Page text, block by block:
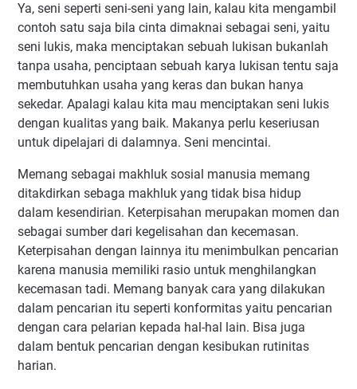
Ya, seni seperti seni-seni yang lain, kalau kita mengambil
contoh satu saja bila cinta dimaknai sebagai seni, yaitu
seni lukis, maka menciptakan sebuah lukisan bukanlah
tanpa usaha, penciptaan sebuah karya lukisan tentu saja
membutuhkan usaha yang keras dan bukan hanya
sekedar. Apalagi kalau kita mau menciptakan seni lukis
dengan kualitas yang baik. Makanya perlu keseriusan
untuk dipelajari di dalamnya. Seni mencintai.
Memang sebagai makhluk sosial manusia memang
ditakdirkan sebaga makhluk yang tidak bisa hidup
dalam kesendirian. Keterpisahan merupakan momen dan
sebagai sumber dari kegelisahan dan kecemasan.
Keterpisahan dengan lainnya itu menimbulkan pencarian
karena manusia memiliki rasio untuk menghilangkan
kecemasan tadi. Memang banyak cara yang dilakukan
dalam pencarian itu seperti konformitas yaitu pencarian
dengan cara pelarian kepada hal-hal lain. Bisa juga
dalam bentuk pencarian dengan kesibukan rutinitas
harian.